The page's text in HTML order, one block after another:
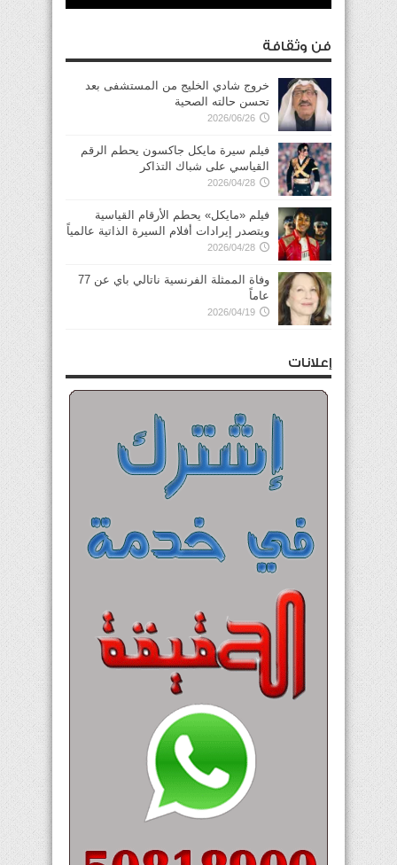
فن وثقافة
خروج شادي الخليج من المستشفى بعد
تحسن حالته الصحية
2026/06/26
فيلم سيرة مايكل جاكسون يحطم الرقم
القياسي على شباك التذاكر
2026/04/28
فيلم «مايكل» يحطم الأرقام القياسية
ويتصدر إيرادات أفلام السيرة الذاتية عالمياً
2026/04/28
وفاة الممثلة الفرنسية ناتالي باي عن 77
عاماً
2026/04/19
إعلانات